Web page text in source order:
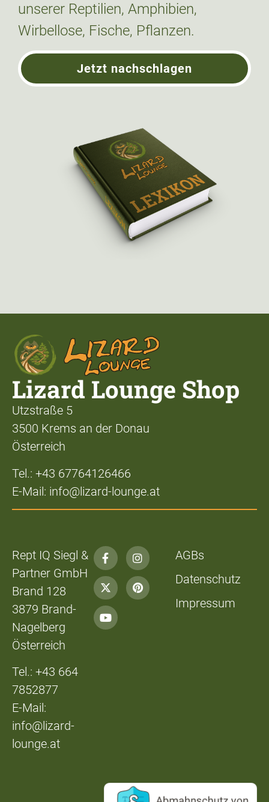
unserer Reptilien, Amphibien,
Wirbellose, Fische, Pflanzen.
Jetzt nachschlagen
Lizard Lounge Shop
Utzstraße 5
3500 Krems an der Donau
Österreich
Tel.: +43 67764126466
E-Mail: info@lizard-lounge.at
Rept IQ Siegl &
Partner GmbH
Brand 128
3879 Brand-
Nagelberg
Österreich
Tel.: +43 664
7852877
E-Mail:
info@lizard-
lounge.at
AGBs
Datenschutz
Impressum